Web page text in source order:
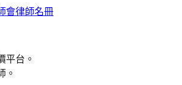
會律師名冊
平台。
。